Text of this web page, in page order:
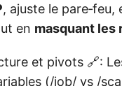
, ajuste le pare‑feu,
en masquant les
et pivots 🔗:
(/job/ vs /